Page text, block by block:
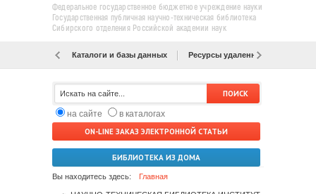
Федеральное государственное бюджетное учреждение науки
Государственная публичная научно-техническая библиотека
Сибирского отделения Российской академии наук
Каталоги и базы данных Ресурсы удаленного доступа
на сайте
в каталогах
ON-LINE ЗАКАЗ ЭЛЕКТРОННОЙ СТАТЬИ
БИБЛИОТЕКА ИЗ ДОМА
Вы находитесь здесь: Главная